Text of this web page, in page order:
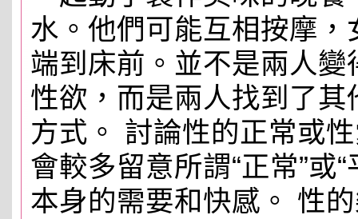
水。他們可能互相按摩
端到床前。並不是兩人
性欲，而是兩人找到了
方式。 討論性的正常或
會較多留意所謂“正常”或
本身的需要和快感。 性